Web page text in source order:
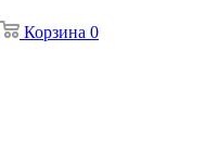
Корзина 0